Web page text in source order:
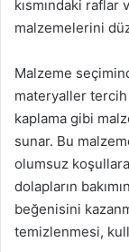
kısmındaki
malzemelerini
Malzeme
materyaller
kaplama gibi
sunar. Bu
olumsuz
dolapların
beğenisini
temizlenmesi,